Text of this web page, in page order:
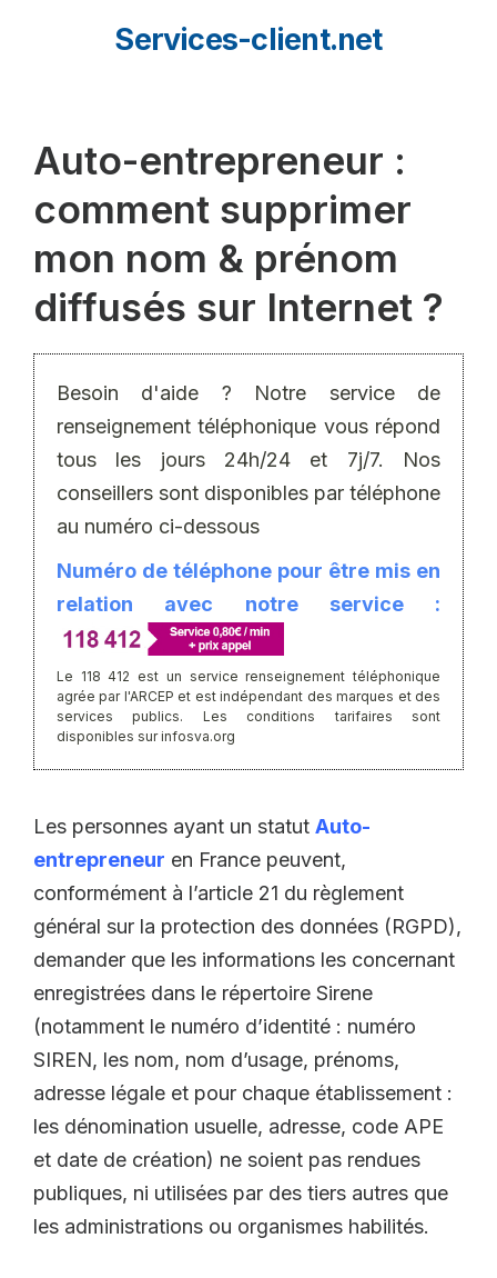
Services-client.net
Auto-entrepreneur :
comment supprimer
mon nom & prénom
diffusés sur Internet ?
Besoin d'aide ? Notre service de
renseignement téléphonique vous répond
tous les jours 24h/24 et 7j/7. Nos
conseillers sont disponibles par téléphone
au numéro ci-dessous
Numéro de téléphone pour être mis en
relation avec notre service :
Le 118 412 est un service renseignement téléphonique
agrée par l'ARCEP et est indépendant des marques et des
services publics. Les conditions tarifaires sont
disponibles sur infosva.org
Les personnes ayant un statut Auto-
entrepreneur en France peuvent,
conformément à l’article 21 du règlement
général sur la protection des données (RGPD),
demander que les informations les concernant
enregistrées dans le répertoire Sirene
(notamment le numéro d’identité : numéro
SIREN, les nom, nom d’usage, prénoms,
adresse légale et pour chaque établissement :
les dénomination usuelle, adresse, code APE
et date de création) ne soient pas rendues
publiques, ni utilisées par des tiers autres que
les administrations ou organismes habilités.